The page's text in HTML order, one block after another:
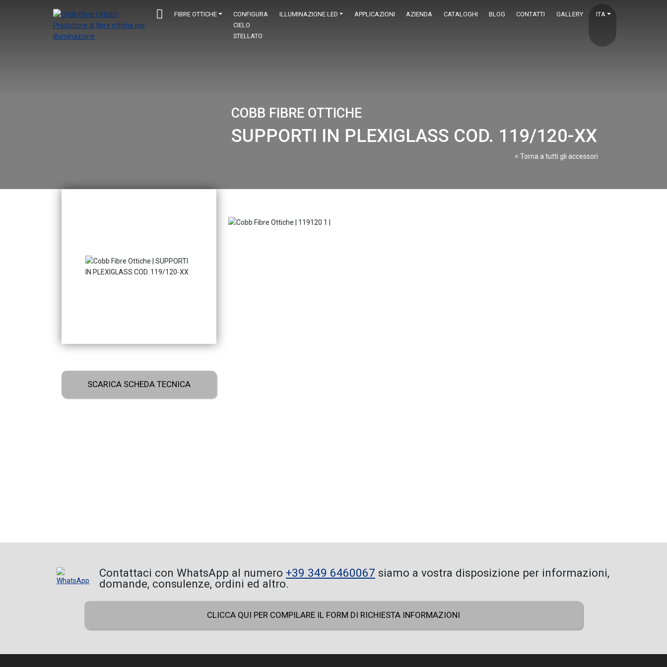
Navigazione principale
FIBRE OTTICHE
CONFIGURA
CIELO
STELLATO
ILLUMINAZIONE LED APPLICAZIONI AZIENDA CATALOGHI BLOG CONTATTI GALLERY ITA
COBB FIBRE OTTICHE
SUPPORTI IN PLEXIGLASS COD. 119/120-XX
< Torna a tutti gli accessori
SCARICA SCHEDA TECNICA
Contattaci con WhatsApp al numero +39 349 6460067 siamo a vostra disposizione per informazioni,
domande, consulenze, ordini ed altro.
CLICCA QUI PER COMPILARE IL FORM DI RICHIESTA INFORMAZIONI